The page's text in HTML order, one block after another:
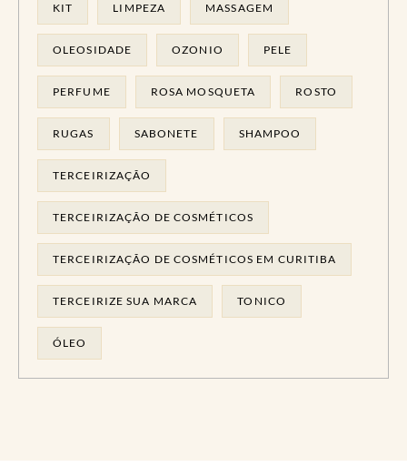
KIT LIMPEZA MASSAGEM
OLEOSIDADE OZONIO PELE
PERFUME ROSA MOSQUETA ROSTO
RUGAS SABONETE SHAMPOO
TERCEIRIZAÇÃO
TERCEIRIZAÇÃO DE COSMÉTICOS
TERCEIRIZAÇÃO DE COSMÉTICOS EM CURITIBA
TERCEIRIZE SUA MARCA TONICO
ÓLEO